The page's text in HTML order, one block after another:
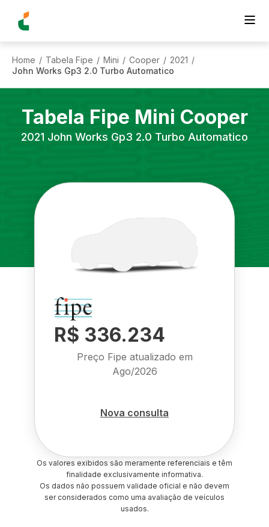
Home / Tabela Fipe / Mini / Cooper / 2021 /
John Works Gp3 2.0 Turbo Automatico
Tabela Fipe Mini Cooper
2021 John Works Gp3 2.0 Turbo Automatico
R$ 336.234
Preço Fipe atualizado em
Ago/2026
Nova consulta
Os valores exibidos são meramente referenciais e têm
finalidade exclusivamente informativa.
Os dados não possuem validade oficial e não devem
ser considerados como uma avaliação de veículos
usados.